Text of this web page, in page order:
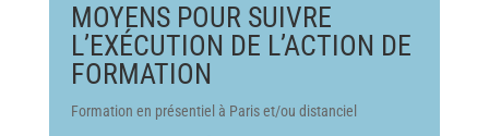
MOYENS POUR SUIVRE
L’EXÉCUTION DE L’ACTION DE
FORMATION
Formation en présentiel à Paris et/ou distanciel